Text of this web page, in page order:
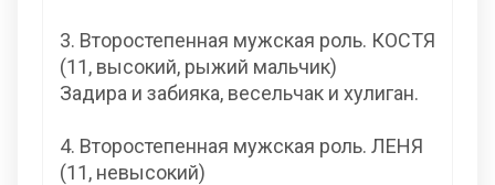
3. Второстепенная мужская роль. КОСТЯ
(11, высокий, рыжий мальчик)
Задира и забияка, весельчак и хулиган.
4. Второстепенная мужская роль. ЛЕНЯ
(11, невысокий)